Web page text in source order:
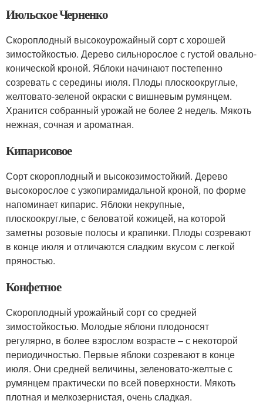
Июльское Черненко
Скороплодный высокоурожайный сорт с хорошей
зимостойкостью. Дерево сильнорослое с густой овально-
конической кроной. Яблоки начинают постепенно
созревать с середины июля. Плоды плоскоокруглые,
желтовато-зеленой окраски с вишневым румянцем.
Хранится собранный урожай не более 2 недель. Мякоть
нежная, сочная и ароматная.
Кипарисовое
Сорт скороплодный и высокозимостойкий. Дерево
высокорослое с узкопирамидальной кроной, по форме
напоминает кипарис. Яблоки некрупные,
плоскоокруглые, с беловатой кожицей, на которой
заметны розовые полосы и крапинки. Плоды созревают
в конце июля и отличаются сладким вкусом с легкой
пряностью.
Конфетное
Скороплодный урожайный сорт со средней
зимостойкостью. Молодые яблони плодоносят
регулярно, в более взрослом возрасте – с некоторой
периодичностью. Первые яблоки созревают в конце
июля. Они средней величины, зеленовато-желтые с
румянцем практически по всей поверхности. Мякоть
плотная и мелкозернистая, очень сладкая.